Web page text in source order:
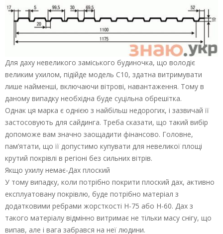
Для даху невеликого заміського будиночка, що володіє
великим ухилом, підійде модель С10, здатна витримувати
лише найменші, включаючи вітрові, навантаження. Тому в
даному випадку необхідна буде суцільна обрешітка.
Однак ця марка є однією з найбільш недорогих, і зазвичай її
застосовують для сайдинга. Треба сказати, що такий вибір
допоможе вам значно заощадити фінансово. Головне,
пам’ятати, що її допустимо купувати для невеликої площі
крутий покрівлі в регіоні без сильних вітрів.
Якщо ухилу немає-Дах плоский
У тому випадку, коли потрібно покрити плоский дах, активно
експлуатовану покрівлю, буде потрібно матеріал з
додатковими ребрами жорсткості Н-75 або Н-60. Дах з
такого матеріалу відмінно витримає не тільки масу снігу, що
випав, але і вага забрався на неї людини.